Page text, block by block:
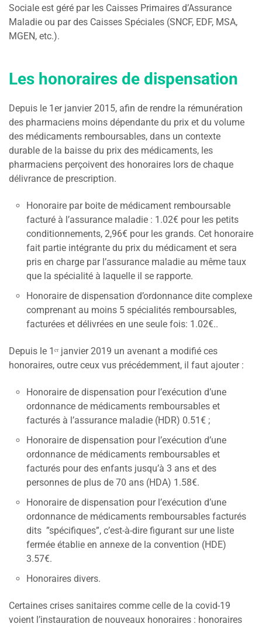
Sociale est géré par les Caisses Primaires d’Assurance
Maladie ou par des Caisses Spéciales (SNCF, EDF, MSA,
MGEN, etc.).
Les honoraires de dispensation
Depuis le 1er janvier 2015, afin de rendre la rémunération
des pharmaciens moins dépendante du prix et du volume
des médicaments remboursables, dans un contexte
durable de la baisse du prix des médicaments, les
pharmaciens perçoivent des honoraires lors de chaque
délivrance de prescription.
Honoraire par boite de médicament remboursable
facturé à l’assurance maladie : 1.02€ pour les petits
conditionnements, 2,96€ pour les grands. Cet honoraire
fait partie intégrante du prix du médicament et sera
pris en charge par l’assurance maladie au même taux
que la spécialité à laquelle il se rapporte.
Honoraire de dispensation d’ordonnance dite complexe
comprenant au moins 5 spécialités remboursables,
facturées et délivrées en une seule fois: 1.02€..
Depuis le 1ᵉʳ janvier 2019 un avenant a modifié ces
honoraires, outre ceux vus précédemment, il faut ajouter :
Honoraire de dispensation pour l’exécution d’une
ordonnance de médicaments remboursables et
facturés à l’assurance maladie (HDR) 0.51€ ;
Honoraire de dispensation pour l’exécution d’une
ordonnance de médicaments remboursables et
facturés pour des enfants jusqu’à 3 ans et des
personnes de plus de 70 ans (HDA) 1.58€.
Honoraire de dispensation pour l’exécution d’une
ordonnance de médicaments remboursables facturés
dits ”spécifiques”, c’est-à-dire figurant sur une liste
fermée établie en annexe de la convention (HDE)
3.57€.
Honoraires divers.
Certaines crises sanitaires comme celle de la covid-19
voient l’instauration de nouveaux honoraires : honoraires